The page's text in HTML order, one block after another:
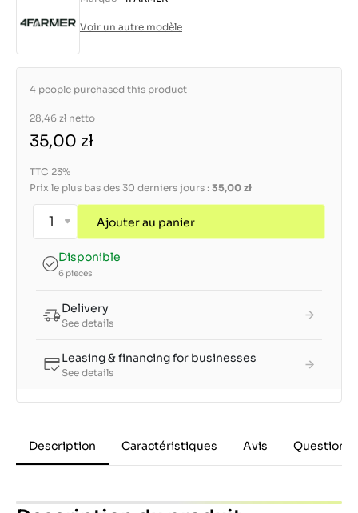
Voir un autre modèle
4 people purchased this product
28,46 zł netto
35,00 zł
TTC 23%
Prix le plus bas des 30 derniers jours : 35,00 zł
Ajouter au panier
Disponible
6 pieces
Delivery
See details
Leasing & financing for businesses
See details
Description Caractéristiques Avis Questions